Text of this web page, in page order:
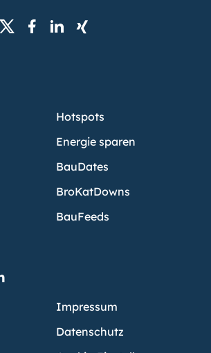
Hotspots
Energie sparen
BauDates
BroKatDowns
BauFeeds
Impressum
Datenschutz